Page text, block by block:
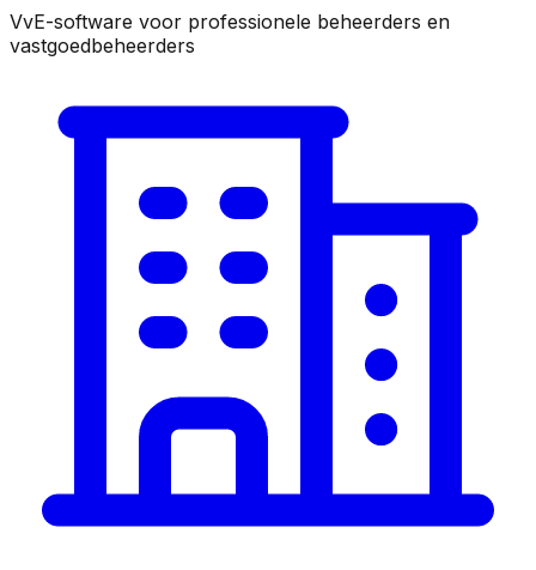
VvE-software voor professionele beheerders en
vastgoedbeheerders